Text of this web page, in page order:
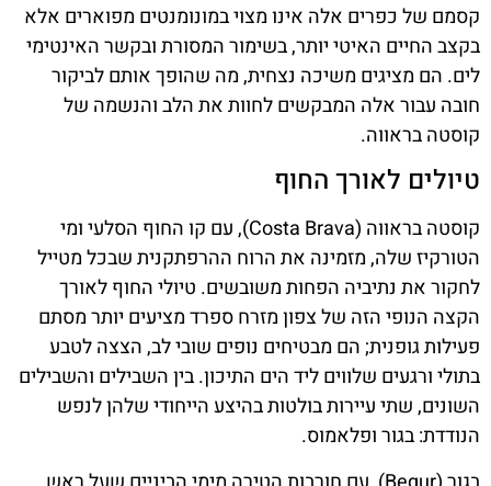
קסמם של כפרים אלה אינו מצוי במונומנטים מפוארים אלא
בקצב החיים האיטי יותר, בשימור המסורת ובקשר האינטימי
לים. הם מציגים משיכה נצחית, מה שהופך אותם לביקור
חובה עבור אלה המבקשים לחוות את הלב והנשמה של
קוסטה בראווה.
טיולים לאורך החוף
קוסטה בראווה (Costa Brava), עם קו החוף הסלעי ומי
הטורקיז שלה, מזמינה את הרוח ההרפתקנית שבכל מטייל
לחקור את נתיביה הפחות משובשים. טיולי החוף לאורך
הקצה הנופי הזה של צפון מזרח ספרד מציעים יותר מסתם
פעילות גופנית; הם מבטיחים נופים שובי לב, הצצה לטבע
בתולי ורגעים שלווים ליד הים התיכון. בין השבילים והשבילים
השונים, שתי עיירות בולטות בהיצע הייחודי שלהן לנפש
הנודדת: בגור ופלאמוס.